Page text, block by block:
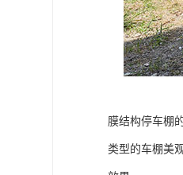
膜结构停车棚
类型的车棚美